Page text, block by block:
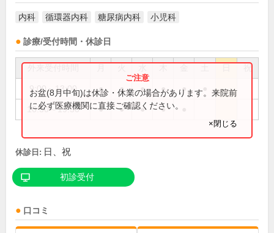
内科 循環器内科 糖尿病内科 小児科
診療/受付時間・休診日
祝
9:00～13:00 ● ● ● ● ●
16:30～19:30 ● ● ● ●
お盆(8月中旬)は休診・休業の場合があります。来院前
に必ず医療機関に直接ご確認ください。
×閉じる
休診日: 日、祝
初診受付
口コミ